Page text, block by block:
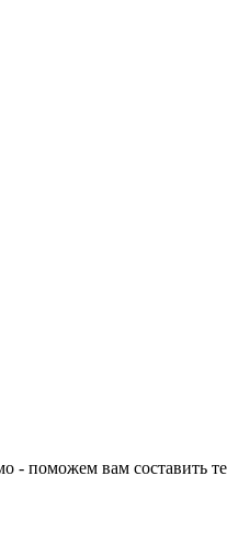
поможем вам составить